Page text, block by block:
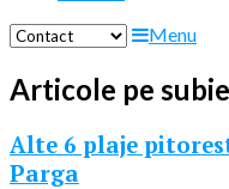
Menu
Articole pe
Alte 6 plaje
Parga